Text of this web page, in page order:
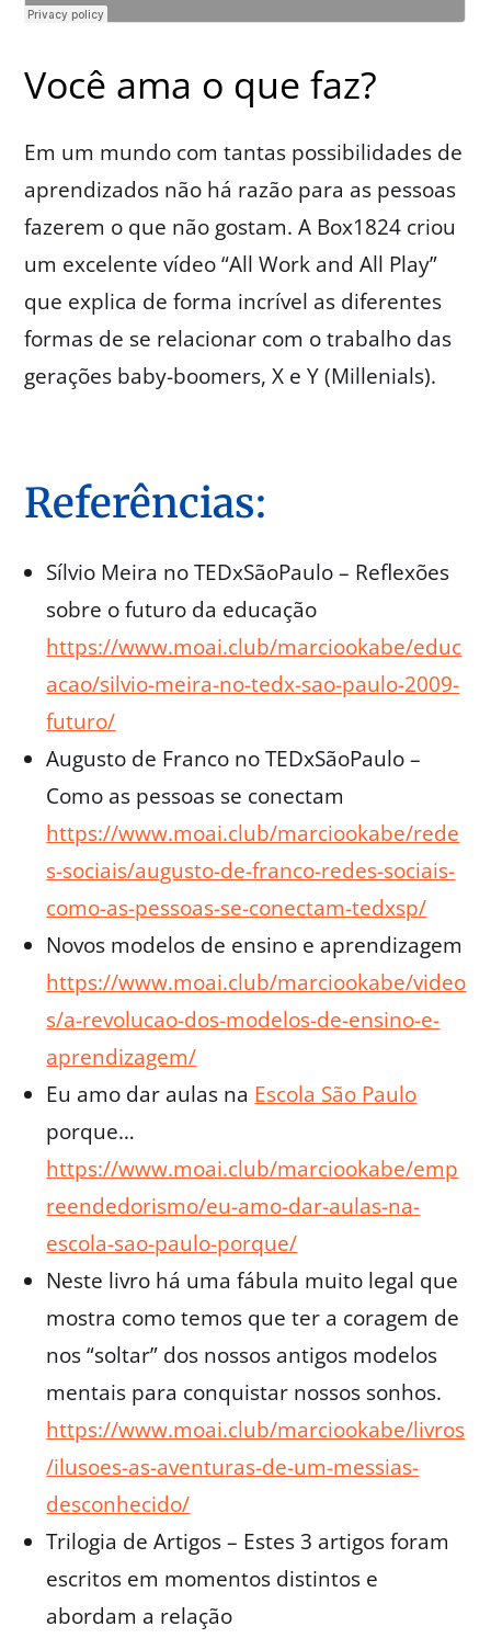
Você ama o que faz?
Em um mundo com tantas possibilidades de
aprendizados não há razão para as pessoas
fazerem o que não gostam. A Box1824 criou
um excelente vídeo “All Work and All Play”
que explica de forma incrível as diferentes
formas de se relacionar com o trabalho das
gerações baby-boomers, X e Y (Millenials).
Referências:
Sílvio Meira no TEDxSãoPaulo – Reflexões
sobre o futuro da educação
https://www.moai.club/marciookabe/educ
acao/silvio-meira-no-tedx-sao-paulo-2009-
futuro/
Augusto de Franco no TEDxSãoPaulo –
Como as pessoas se conectam
https://www.moai.club/marciookabe/rede
s-sociais/augusto-de-franco-redes-sociais-
como-as-pessoas-se-conectam-tedxsp/
Novos modelos de ensino e aprendizagem
https://www.moai.club/marciookabe/video
s/a-revolucao-dos-modelos-de-ensino-e-
aprendizagem/
Eu amo dar aulas na Escola São Paulo
porque…
https://www.moai.club/marciookabe/emp
reendedorismo/eu-amo-dar-aulas-na-
escola-sao-paulo-porque/
Neste livro há uma fábula muito legal que
mostra como temos que ter a coragem de
nos “soltar” dos nossos antigos modelos
mentais para conquistar nossos sonhos.
https://www.moai.club/marciookabe/livros
/ilusoes-as-aventuras-de-um-messias-
desconhecido/
Trilogia de Artigos – Estes 3 artigos foram
escritos em momentos distintos e
abordam a relação